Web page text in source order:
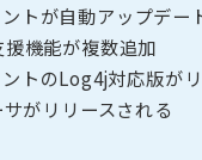
トが自動アップデー
機能が複数追加
トのLog4j対応版が
がリリースされる